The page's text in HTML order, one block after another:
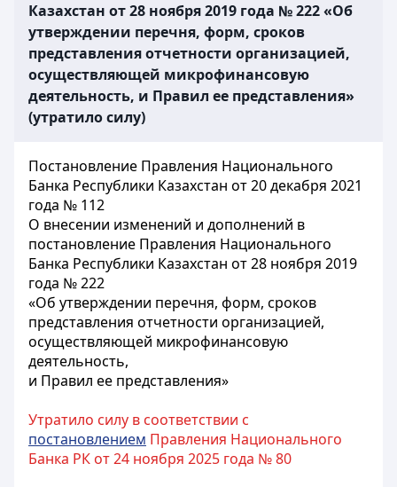
Казахстан от 28 ноября 2019 года № 222 «Об
утверждении перечня, форм, сроков
представления отчетности организацией,
осуществляющей микрофинансовую
деятельность, и Правил ее представления»
(утратило силу)
Постановление Правления Национального
Банка Республики Казахстан от 20 декабря 2021
года № 112
О внесении изменений и дополнений в
постановление Правления Национального
Банка Республики Казахстан от 28 ноября 2019
года № 222
«Об утверждении перечня, форм, сроков
представления отчетности организацией,
осуществляющей микрофинансовую
деятельность,
и Правил ее представления»
Утратило силу в соответствии с
постановлением Правления Национального
Банка РК от 24 ноября 2025 года № 80